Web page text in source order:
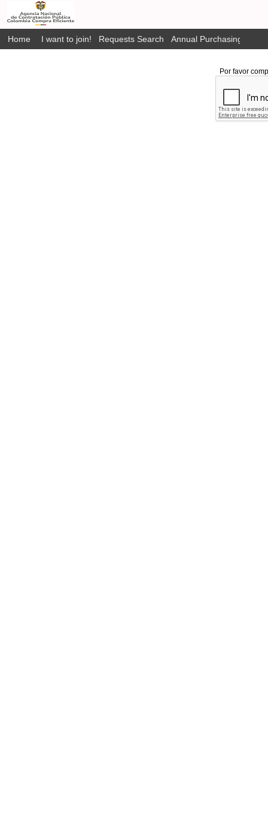
Home I want to join! Requests Search Annual Purchasing Plan
Por favor